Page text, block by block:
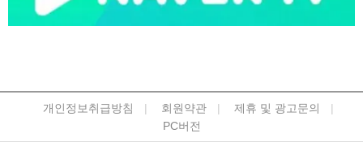
개인정보취급방침 회원약관
제휴 및 광고문의
PC버전